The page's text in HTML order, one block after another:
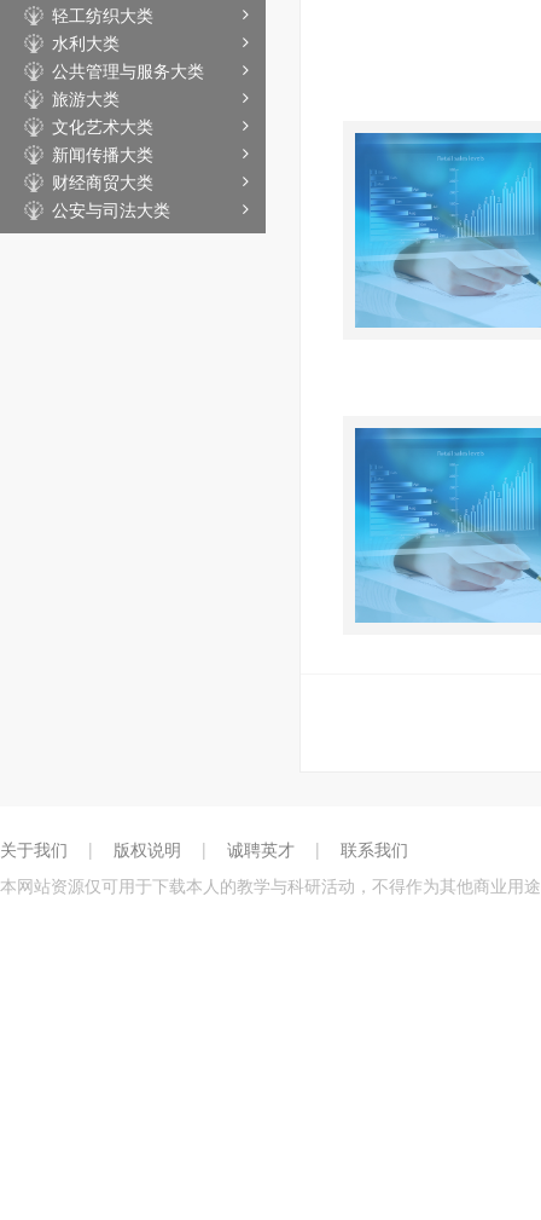
轻工纺织大类
水利大类
公共管理与服务大类
旅游大类
文化艺术大类
新闻传播大类
财经商贸大类
公安与司法大类
关于我们 | 版权说明 | 诚聘英才 |
联系我们
本网站资源仅可用于下载本人的教学与科研活动，不得作为其他商业用